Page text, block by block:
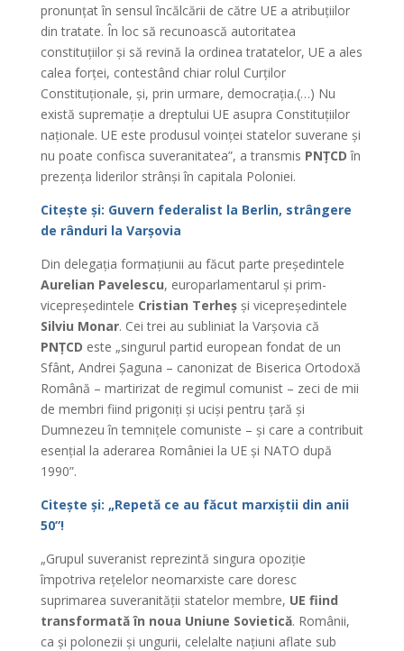
pronunțat în sensul încălcării de către UE a atribuțiilor
din tratate. În loc să recunoască autoritatea
constituțiilor și să revină la ordinea tratatelor, UE a ales
calea forței, contestând chiar rolul Curților
Constituționale, și, prin urmare, democrația.(…) Nu
există supremație a dreptului UE asupra Constituțiilor
naționale. UE este produsul voinței statelor suverane și
nu poate confisca suveranitatea”, a transmis PNȚCD în
prezența liderilor strânși în capitala Poloniei.
Citește și: Guvern federalist la Berlin, strângere
de rânduri la Varșovia
Din delegația formațiunii au făcut parte președintele
Aurelian Pavelescu, europarlamentarul și prim-
vicepreședintele Cristian Terheșși vicepreședintele
Silviu Monar. Cei trei au subliniat la Varșovia că
PNȚCD este „singurul partid european fondat de un
Sfânt, Andrei Șaguna – canonizat de Biserica Ortodoxă
Română – martirizat de regimul comunist – zeci de mii
de membri fiind prigoniți și uciși pentru țară și
Dumnezeu în temnițele comuniste – și care a contribuit
esențial la aderarea României la UE și NATO după
1990”.
Citește și: „Repetă ce au făcut marxiștii din anii
50”!
„Grupul suveranist reprezintă singura opoziție
împotriva rețelelor neomarxiste care doresc
suprimarea suveranității statelor membre, UE fiind
transformată în noua Uniune Sovietică. Românii,
ca și polonezii și ungurii, celelalte națiuni aflate sub